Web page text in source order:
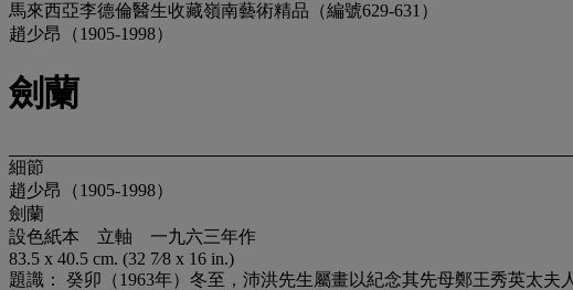
馬來西亞李德倫醫生收藏嶺南藝術精品（編號629-631）
趙少昂（1905-1998）
劍蘭
細節
趙少昂（1905-1998）
劍蘭
設色紙本 立軸 一九六三年作
83.5 x 40.5 cm. (32 7⁄8 x 16 in.)
題識： 癸卯（1963年）冬至，沛洪先生屬畫以紀念其先母鄭王秀英太夫